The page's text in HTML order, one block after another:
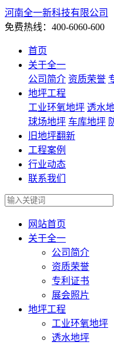
河南全一新科技有限公司
免费热线：400-6060-600
首页
关于全一
公司简介 资质荣誉
地坪工程
工业环氧地坪 透水
球场地坪 车库地坪
旧地坪翻新
工程案例
行业动态
联系我们
网站首页
关于全一
公司简介
资质荣誉
专利证书
展会照片
地坪工程
工业环氧地坪
透水地坪